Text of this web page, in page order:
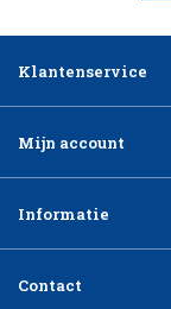
Klantenservice
Mijn account
Informatie
Contact